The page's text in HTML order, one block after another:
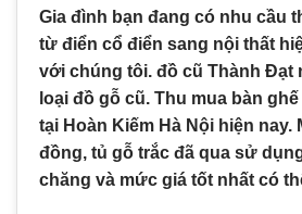
Gia đình bạn đang có nhu cầu
từ điển cổ điển sang nội thất
với chúng tôi. đồ cũ Thành Đạt
loại đồ gỗ cũ. Thu mua bàn
tại Hoàn Kiếm Hà Nội hiện nay.
đồng, tủ gỗ trắc đã qua sử
chăng và mức giá tốt nhất có